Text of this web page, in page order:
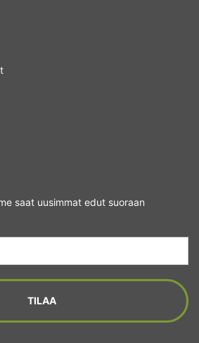
saat uusimmat edut suoraan